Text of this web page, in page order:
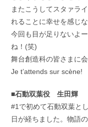
またこうしてスタァラ
れることに幸せを感じ
今回も目が足りないよ
ね！(笑)
舞台創造科の皆さまに
Je t’attends sur scène!
■石動双葉役 生田輝
#1で初めて石動双葉と
日が経ちました。物語